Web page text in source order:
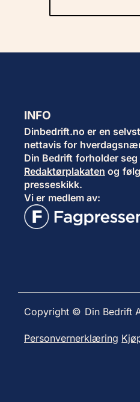
INFO
Dinbedrift.no er en
nettavis for
Din Bedrift forholder seg
Redaktørplakaten og
presseskikk.
Vi er medlem av:
Copyright © Din Bedrift
Personvernerklæring